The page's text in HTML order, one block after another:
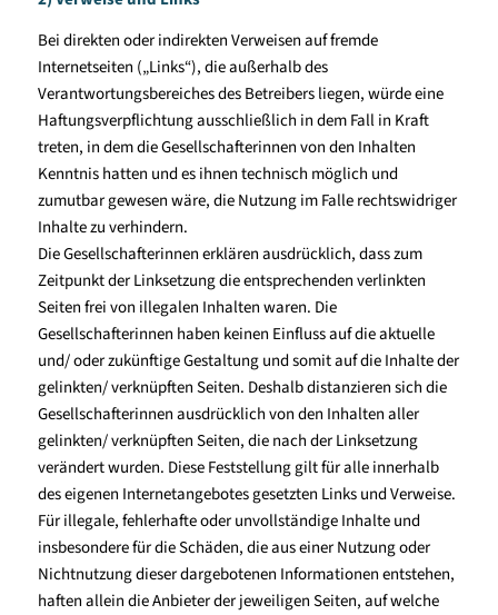
Bei direkten oder indirekten Verweisen auf fremde
Internetseiten („Links“), die außerhalb des
Verantwortungsbereiches des Betreibers liegen, würde eine
Haftungsverpflichtung ausschließlich in dem Fall in Kraft
treten, in dem die Gesellschafterinnen von den Inhalten
Kenntnis hatten und es ihnen technisch möglich und
zumutbar gewesen wäre, die Nutzung im Falle rechtswidriger
Inhalte zu verhindern.
Die Gesellschafterinnen erklären ausdrücklich, dass zum
Zeitpunkt der Linksetzung die entsprechenden verlinkten
Seiten frei von illegalen Inhalten waren. Die
Gesellschafterinnen haben keinen Einfluss auf die aktuelle
und/ oder zukünftige Gestaltung und somit auf die Inhalte der
gelinkten/ verknüpften Seiten. Deshalb distanzieren sich die
Gesellschafterinnen ausdrücklich von den Inhalten aller
gelinkten/ verknüpften Seiten, die nach der Linksetzung
verändert wurden. Diese Feststellung gilt für alle innerhalb
des eigenen Internetangebotes gesetzten Links und Verweise.
Für illegale, fehlerhafte oder unvollständige Inhalte und
insbesondere für die Schäden, die aus einer Nutzung oder
Nichtnutzung dieser dargebotenen Informationen entstehen,
haften allein die Anbieter der jeweiligen Seiten, auf welche